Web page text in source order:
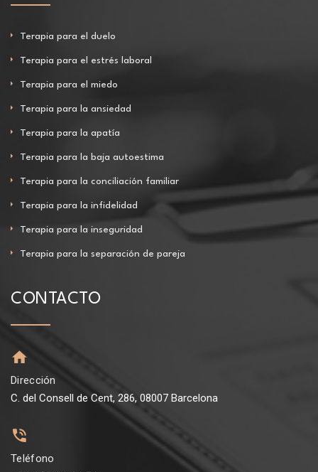
Terapia para el duelo
Terapia para el estrés laboral
Terapia para el miedo
Terapia para la ansiedad
Terapia para la apatía
Terapia para la baja autoestima
Terapia para la conciliación familiar
Terapia para la infidelidad
Terapia para la inseguridad
Terapia para la separación de pareja
CONTACTO
Dirección
C. del Consell de Cent, 286, 08007 Barcelona
Teléfono